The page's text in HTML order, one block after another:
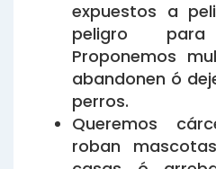
expuestos a
peligro
Proponemos
abandonen ó
perros.
Queremos
roban